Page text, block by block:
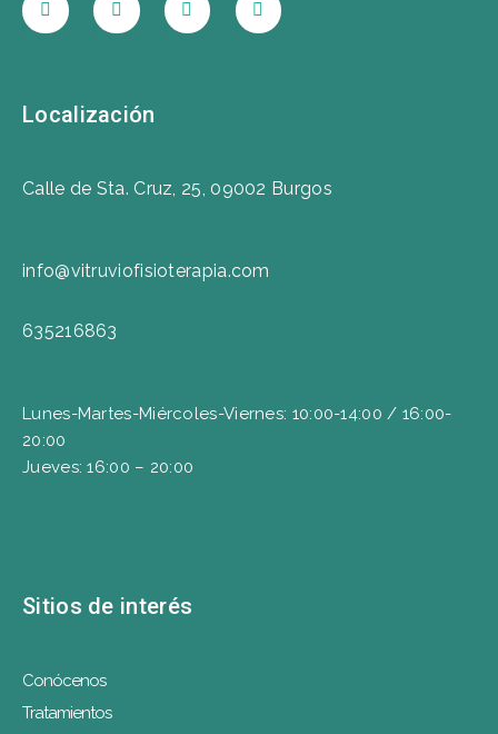
Localización
Calle de Sta. Cruz, 25, 09002 Burgos
info@vitruviofisioterapia.com
635216863
Lunes-Martes-Miércoles-Viernes: 10:00-14:00 / 16:00-
20:00
Jueves: 16:00 – 20:00
Sitios de interés
Conócenos
Tratamientos